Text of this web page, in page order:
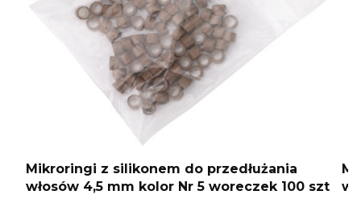
Mikroringi z silikonem do przedłużania
włosów 4,5 mm kolor Nr 5 woreczek 100 szt